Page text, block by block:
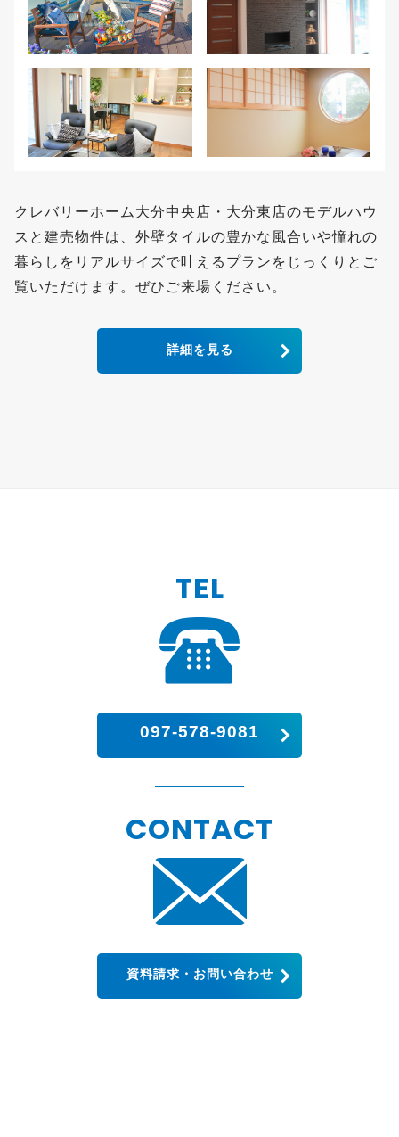
クレバリーホーム大分中央店・大分東店のモデルハウ
スと建売物件は、外壁タイルの豊かな風合いや憧れの
暮らしをリアルサイズで叶えるプランをじっくりとご
覧いただけます。ぜひご来場ください。
詳細を見る
TEL
097-578-9081
CONTACT
資料請求・お問い合わせ